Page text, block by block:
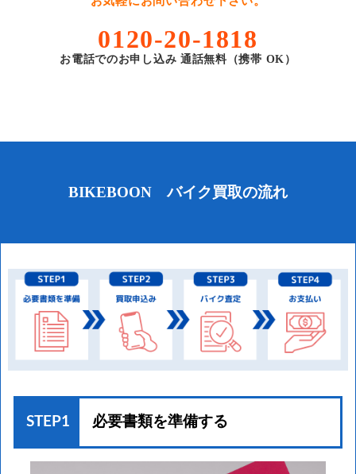
0120-20-1818
お電話でのお申し込み 通話無料（携帯 OK）
BIKEBOON バイク買取の流れ
STEP1 必要書類を準備する